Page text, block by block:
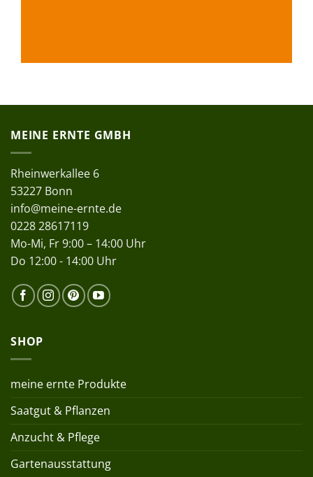
MEINE ERNTE GMBH
Rheinwerkallee 6
53227 Bonn
info@meine-ernte.de
0228 28617119
Mo-Mi, Fr 9:00 – 14:00 Uhr
Do 12:00 - 14:00 Uhr
SHOP
meine ernte Produkte
Saatgut & Pflanzen
Anzucht & Pflege
Gartenausstattung